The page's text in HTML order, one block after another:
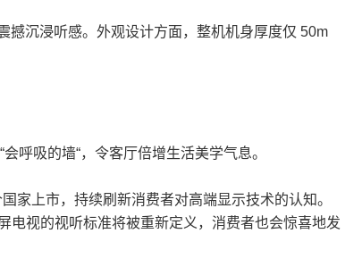
撼沉浸听感。外观设计方面，整机机身厚度仅 50m
呼吸的墙“，令客厅倍增生活美学气息。
家上市，持续刷新消费者对高端显示技术的认知。
电视的视听标准将被重新定义，消费者也会惊喜地发